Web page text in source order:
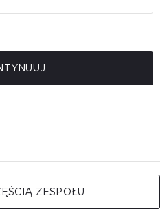
ZESPOŁU